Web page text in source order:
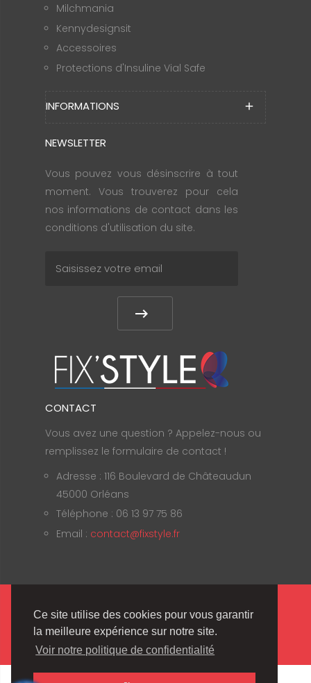
Ce site utilise des cookies pour vous garantir
la meilleure expérience sur notre site.
Voir notre politique de confidentialité
Milchmania
Kennydesignsit
Accessoires
Protections d'Insuline Vial Safe
INFORMATIONS add
NEWSLETTER
Vous pouvez vous désinscrire à tout
moment. Vous trouverez pour cela
nos informations de contact dans les
conditions d'utilisation du site.
CONTACT
Vous avez une question ? Appelez-nous ou
remplissez le formulaire de contact !
Adresse : 116 Boulevard de Châteaudun
45000 Orléans
Téléphone : 06 13 97 75 86
Email : contact@fixstyle.fr
Fix'Style © 2020 | Tous droits réservés |
Mentions Légales